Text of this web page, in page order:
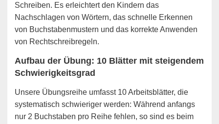
Schreiben. Es erleichtert den Kindern das
Nachschlagen von Wörtern, das schnelle Erkennen
von Buchstabenmustern und das korrekte Anwenden
von Rechtschreibregeln.
Aufbau der Übung: 10 Blätter mit steigendem
Schwierigkeitsgrad
Unsere Übungsreihe umfasst 10 Arbeitsblätter, die
systematisch schwieriger werden: Während anfangs
nur 2 Buchstaben pro Reihe fehlen, so sind es beim